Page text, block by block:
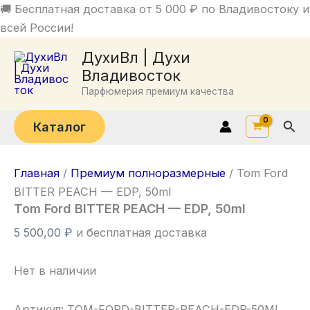
🚚 Бесплатная доставка от 5 000 ₽ по Владивостоку и
всей России!
Перейти
к
ДухиВл | Духи
Владивосток
Парфюмерия премиум качества
Каталог
Главная / Премиум полноразмерные / Tom Ford
BITTER PEACH — EDP, 50ml
Tom Ford BITTER PEACH — EDP, 50ml
5 500,00 ₽ и бесплатная доставка
Нет в наличии